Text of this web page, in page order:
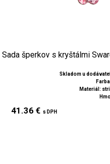
Sada šperkov s kryštálmi
Skladom u
Materiál:
41.36 € s DPH